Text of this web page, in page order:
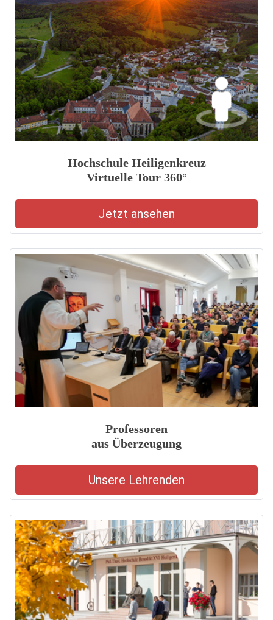
Hochschule Heiligenkreuz
Virtuelle Tour 360°
Jetzt ansehen
Professoren
aus Überzeugung
Unsere Lehrenden